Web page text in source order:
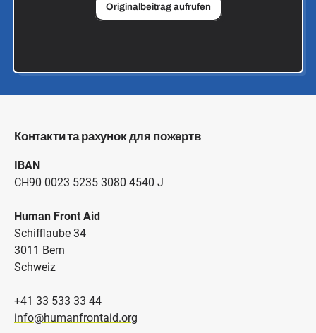
Originalbeitrag aufrufen
Контакти та рахунок для пожертв
IBAN
CH90 0023 5235 3080 4540 J
Human Front Aid
Schifflaube 34
3011 Bern
Schweiz
+41 33 533 33 44
info@humanfrontaid.org